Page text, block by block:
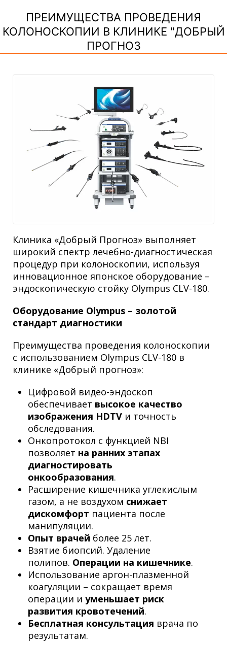
ПРЕИМУЩЕСТВА ПРОВЕДЕНИЯ
КОЛОНОСКОПИИ В КЛИНИКЕ "ДОБРЫЙ
ПРОГНОЗ
Клиника «Добрый Прогноз» выполняет
широкий спектр лечебно-диагностическая
процедур при колоноскопии, используя
инновационное японское оборудование –
эндоскопическую стойку Olympus CLV-180.
Оборудование Olympus – золотой
стандарт диагностики
Преимущества проведения колоноскопии
с использованием Olympus CLV-180 в
клинике «Добрый прогноз»:
Цифровой видео-эндоскоп
обеспечивает высокое качество
изображения HDTV и точность
обследования.
Онкопротокол с функцией NBI
позволяет на ранних этапах
диагностировать
онкообразования.
Расширение кишечника углекислым
газом, а не воздухом снижает
дискомфорт пациента после
манипуляции.
Опыт врачей более 25 лет.
Взятие биопсий. Удаление
полипов. Операции на кишечнике.
Использование аргон-плазменной
коагуляции – сокращает время
операции и уменьшает риск
развития кровотечений.
Бесплатная консультация врача по
результатам.